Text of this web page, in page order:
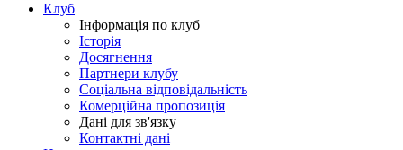
Клуб
Інформація по клуб
Історія
Досягнення
Партнери клубу
Соціальна відповідальність
Комерційна пропозиція
Дані для зв'язку
Контактні дані